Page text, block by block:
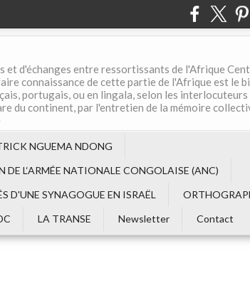
et d'échanges entre ressortissants de l'Afrique
connaissance de cette partie de l'Afrique est le
portugais, ou en lingala, selon les
du continent, par l'entretien de la mémoire
NGUEMA NDONG
DE L‘ARMÉE NATIONALE CONGOLAISE (ANC)
D'UNE SYNAGOGUE EN ISRAËL
LA TRANSE Newsletter Contact